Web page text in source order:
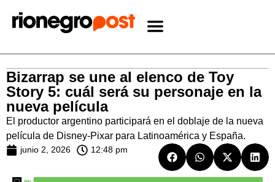
Bizarrap se une al elenco de Toy
Story 5: cuál será su personaje en la
nueva película
El productor argentino participará en el doblaje de la nueva
película de Disney-Pixar para Latinoamérica y España.
junio 2, 2026 12:48 pm